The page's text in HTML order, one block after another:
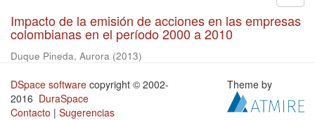
Impacto de la emisión de acciones en las empresas
colombianas en el período 2000 a 2010
Duque Pineda, Aurora (2013)
DSpace software copyright © 2002-
2016 DuraSpace
Contacto | Sugerencias
Theme by